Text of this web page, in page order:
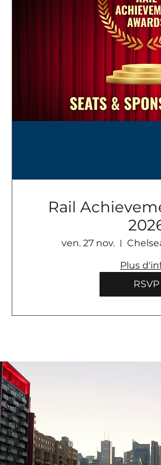
Rail
ven. 27 nov.
Plus
RSVP